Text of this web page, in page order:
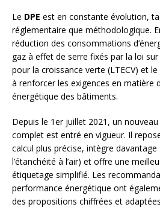
Le DPE est en constante évolution,
réglementaire que méthodologique.
réduction des consommations
gaz à effet de serre fixés par la loi
pour la croissance verte (LTECV) et
à renforcer les exigences en matière
énergétique des bâtiments.
Depuis le 1er juillet 2021, un
complet est entré en vigueur. Il
calcul plus précise, intègre
l’étanchéité à l’air) et offre une
étiquetage simplifié. Les
performance énergétique ont
des propositions chiffrées et